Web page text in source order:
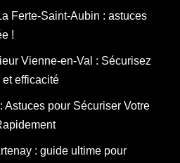
Ferte-Saint-Aubin : astuces
!
Vienne-en-Val : Sécurisez
efficacité
Astuces pour Sécuriser Votre
: guide ultime pour